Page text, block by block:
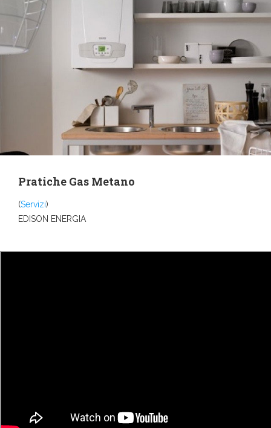
Pratiche Gas Metano
(Servizi)
EDISON ENERGIA